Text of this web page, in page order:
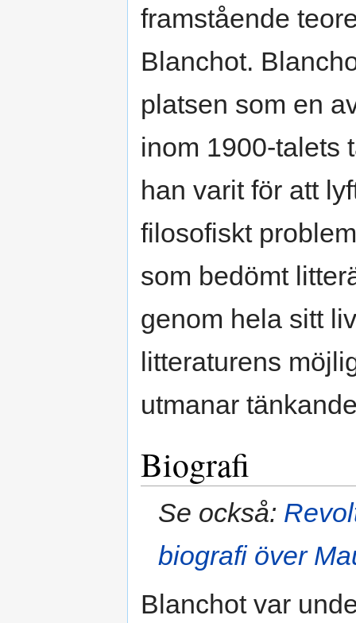
framstående
Blanchot.
platsen som en
inom 1900-talets
han varit för att
filosofiskt
som bedömt
genom hela sitt
litteraturens
utmanar
Biografi
Se också:
biografi över
Blanchot var